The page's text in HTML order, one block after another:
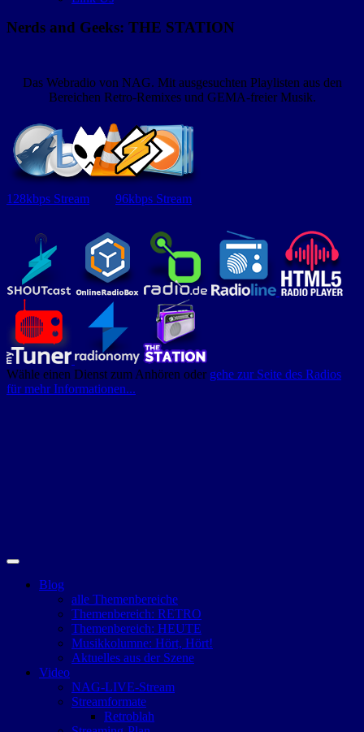
Nerds and Geeks: THE STATION
Das Webradio von NAG. Mit ausgesuchten Playlisten aus den
Bereichen Retro-Remixes und GEMA-freier Musik.
128kbps Stream 96kbps Stream
Wähle einen Dienst zum Anhören oder gehe zur Seite des Radios
für mehr Informationen...
Blog
alle Themenbereiche
Themenbereich: RETRO
Themenbereich: HEUTE
Musikkolumne: Hört, Hört!
Aktuelles aus der Szene
Video
NAG-LIVE-Stream
Streamformate
Retroblah